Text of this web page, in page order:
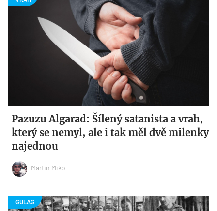
Pazuzu Algarad: Šílený satanista a vrah,
který se nemyl, ale i tak měl dvě milenky
najednou
Martin Miko